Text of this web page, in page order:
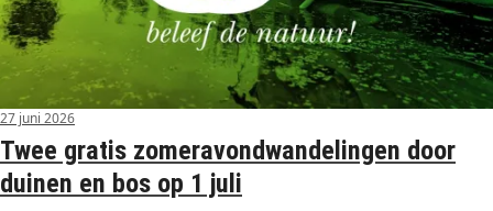
27 juni 2026
Twee gratis zomeravondwandelingen door
duinen en bos op 1 juli